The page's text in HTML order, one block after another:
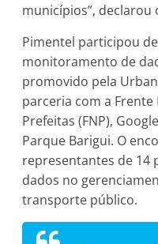
municípios”, declarou
Pimentel participou
monitoramento de
promovido pela
parceria com a
Prefeitas (FNP),
Parque Barigui. O
representantes de 14
dados no
transporte público.